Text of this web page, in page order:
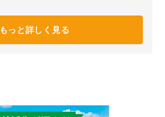
もっと詳しく見る